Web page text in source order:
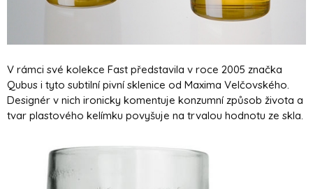
V rámci své kolekce Fast představila v roce 2005 značka
Qubus i tyto subtilní pivní sklenice od Maxima Velčovského.
Designér v nich ironicky komentuje konzumní způsob života a
tvar plastového kelímku povyšuje na trvalou hodnotu ze skla.